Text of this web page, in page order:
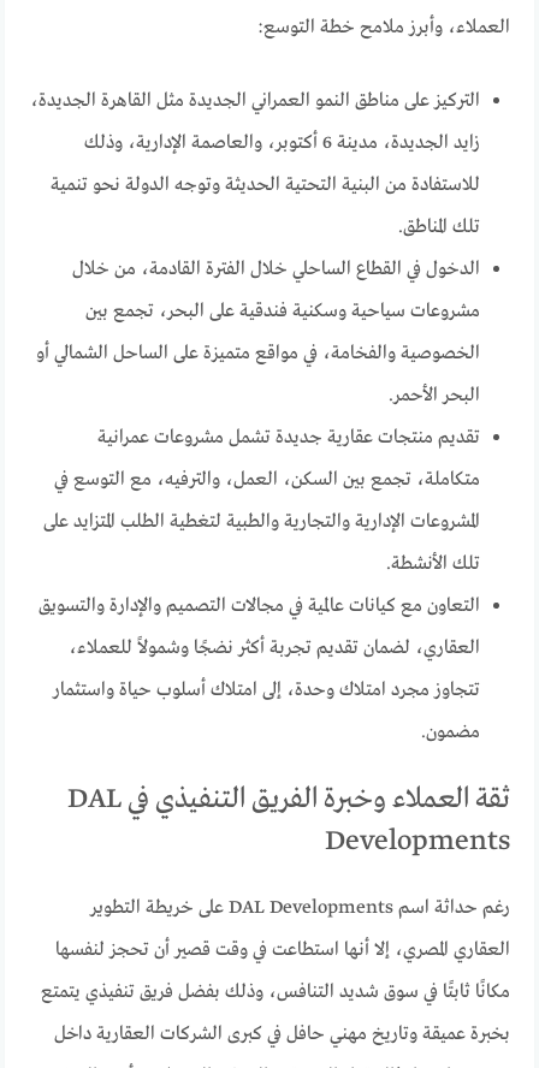
العملاء، وأبرز ملامح خطة التوسع:
التركيز على مناطق النمو العمراني الجديدة مثل القاهرة الجديدة،
زايد الجديدة، مدينة 6 أكتوبر، والعاصمة الإدارية، وذلك
للاستفادة من البنية التحتية الحديثة وتوجه الدولة نحو تنمية
تلك المناطق.
الدخول في القطاع الساحلي خلال الفترة القادمة، من خلال
مشروعات سياحية وسكنية فندقية على البحر، تجمع بين
الخصوصية والفخامة، في مواقع متميزة على الساحل الشمالي أو
البحر الأحمر.
تقديم منتجات عقارية جديدة تشمل مشروعات عمرانية
متكاملة، تجمع بين السكن، العمل، والترفيه، مع التوسع في
المشروعات الإدارية والتجارية والطبية لتغطية الطلب المتزايد على
تلك الأنشطة.
التعاون مع كيانات عالمية في مجالات التصميم والإدارة والتسويق
العقاري، لضمان تقديم تجربة أكثر نضجًا وشمولاً للعملاء،
تتجاوز مجرد امتلاك وحدة، إلى امتلاك أسلوب حياة واستثمار
مضمون.
ثقة العملاء وخبرة الفريق التنفيذي في DAL
Developments
رغم حداثة اسم DAL Developments على خريطة التطوير
العقاري المصري، إلا أنها استطاعت في وقت قصير أن تحجز لنفسها
مكانًا ثابتًا في سوق شديد التنافس، وذلك بفضل فريق تنفيذي يتمتع
بخبرة عميقة وتاريخ مهني حافل في كبرى الشركات العقارية داخل